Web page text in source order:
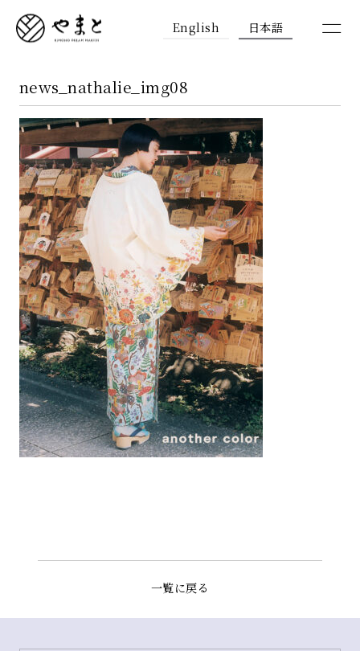
English 日本語
news_nathalie_img08
一覧に戻る